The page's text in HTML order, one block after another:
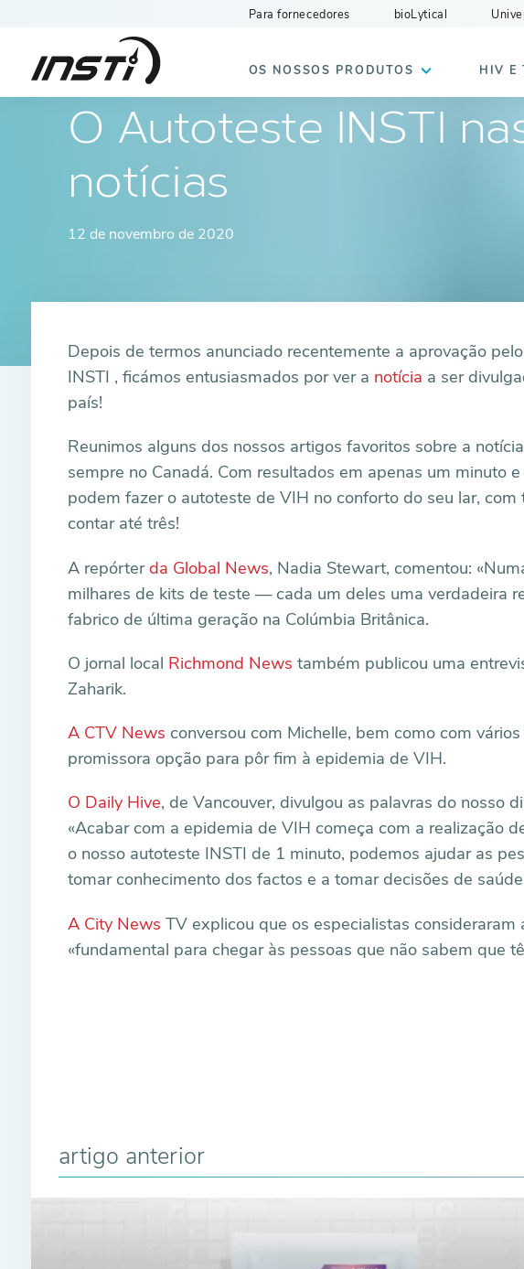
Para fornecedores bioLytical
INSTI OS NOSSOS PRODUTOS HIV E
O Autoteste INSTI
notícias
12 de novembro de 2020
Depois de termos anunciado recentemente a aprovação
INSTI , ficámos entusiasmados por ver a notícia a ser
país!
Reunimos alguns dos nossos artigos favoritos sobre a
sempre no Canadá. Com resultados em apenas um minuto
podem fazer o autoteste de VIH no conforto do seu lar,
contar até três!
A repórterda Global News, Nadia Stewart, comentou:
milhares de kits de teste — cada um deles uma verdadeira
fabrico de última geração na Colúmbia Britânica.
O jornal local Richmond News também publicou uma
Zaharik.
A CTV News conversou com Michelle, bem como com
promissora opção para pôr fim à epidemia de VIH.
O Daily Hive, de Vancouver, divulgou as palavras do nosso
«Acabar com a epidemia de VIH começa com a realização
o nosso autoteste INSTI de 1 minuto, podemos ajudar as
tomar conhecimento dos factos e a tomar decisões de
A City News TV explicou que os especialistas
«fundamental para chegar às pessoas que não sabem que
artigo anterior